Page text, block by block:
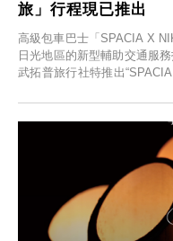
旅」行程現已推出
高級包車巴士「SPACIA X
日光地區的新型輔助交通服
武拓普旅行社特推出